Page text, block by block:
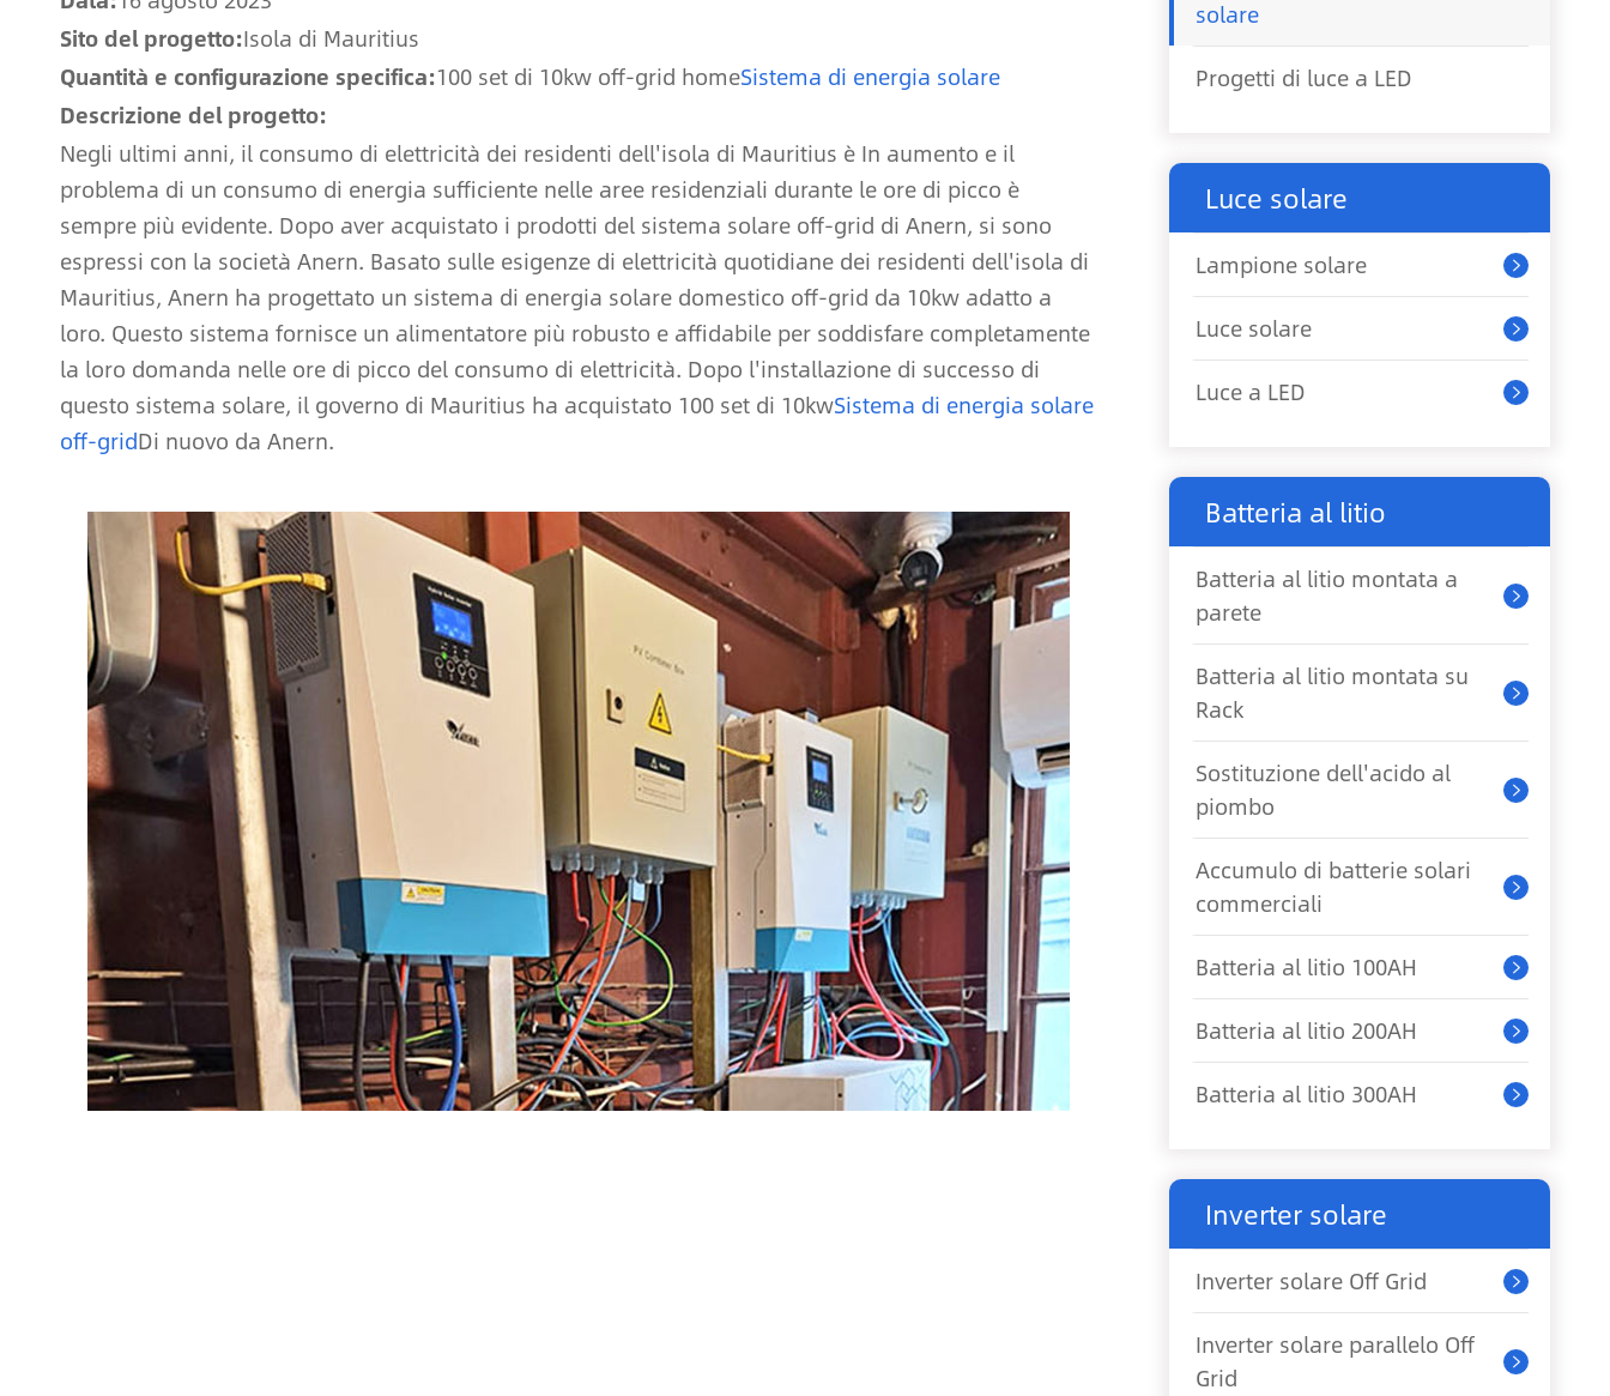
Sito del progetto:Isola di Mauritius
Quantità e configurazione specifica:100 set di 10kw off-grid homeSistema di energia solare
Descrizione del progetto:
Negli ultimi anni, il consumo di elettricità dei residenti dell'isola di Mauritius è In aumento e il
problema di un consumo di energia sufficiente nelle aree residenziali durante le ore di picco è
sempre più evidente. Dopo aver acquistato i prodotti del sistema solare off-grid di Anern, si sono
espressi con la società Anern. Basato sulle esigenze di elettricità quotidiane dei residenti dell'isola di
Mauritius, Anern ha progettato un sistema di energia solare domestico off-grid da 10kw adatto a
loro. Questo sistema fornisce un alimentatore più robusto e affidabile per soddisfare completamente
la loro domanda nelle ore di picco del consumo di elettricità. Dopo l'installazione di successo di
questo sistema solare, il governo di Mauritius ha acquistato 100 set di 10kwSistema di energia solare
off-gridDi nuovo da Anern.
solare
Progetti di luce a LED
Luce solare
Lampione solare 
Luce solare 
Luce a LED 
Batteria al litio
Batteria al litio montata a
parete

Batteria al litio montata su
Rack

Sostituzione dell'acido al
piombo

Accumulo di batterie solari
commerciali

Batteria al litio 100AH 
Batteria al litio 200AH 
Batteria al litio 300AH 
Inverter solare
Inverter solare Off Grid 
Inverter solare parallelo Off
Grid
